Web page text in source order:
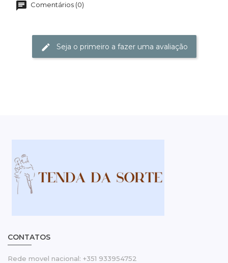
Comentários (0)
Seja o primeiro a fazer uma avaliação
CONTATOS
Rede movel nacional: +351 933954752